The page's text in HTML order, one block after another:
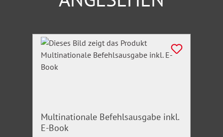
Produktgalerie überspringen
Multinationale Befehlsausgabe inkl.
E-Book